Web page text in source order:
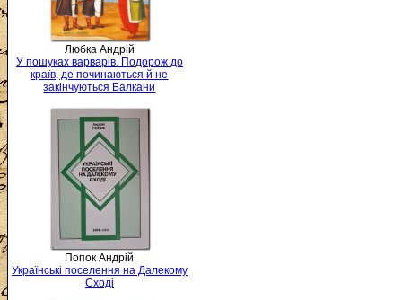
Любка Андрій
У пошуках варварів. Подорож до
країв, де починаються й не
закінчуються Балкани
Попок Андрій
Українські поселення на Далекому
Сході